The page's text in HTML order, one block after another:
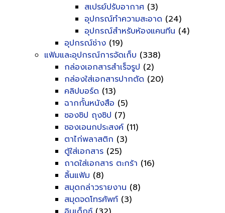
สเปรย์ปรับอากาศ (3)
อุปกรณ์ทำความสะอาด (24)
อุปกรณ์สำหรับห้องแคนทีน (4)
อุปกรณ์ช่าง (19)
แฟ้มและอุปกรณ์การจัดเก็บ (338)
กล่องเอกสารสำเร็จรูป (2)
กล่องใส่เอกสารปากตัด (20)
คลิปบอร์ด (13)
ฉากกั้นหนังสือ (5)
ซองซิป ถุงซิป (7)
ซองเอนกประสงค์ (11)
ตาไก่พลาสติก (3)
ตู้ใส่เอกสาร (25)
ถาดใส่เอกสาร ตะกร้า (16)
ลิ้นแฟ้ม (8)
สมุดกล่าวรายงาน (8)
สมุดจดโทรศัพท์ (3)